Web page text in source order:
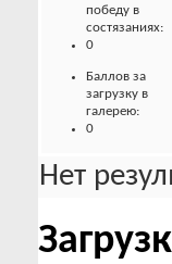
победу в
состязаниях:
0
Баллов за
загрузку в
галерею:
0
Нет